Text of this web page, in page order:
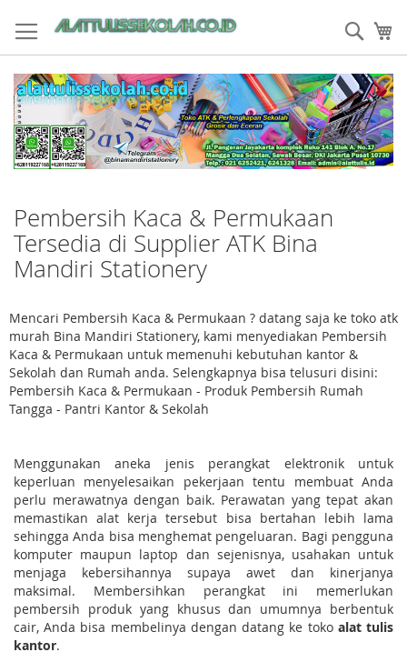
to
Content
Pembersih Kaca & Permukaan
Tersedia di Supplier ATK Bina
Mandiri Stationery
Mencari Pembersih Kaca & Permukaan ? datang saja ke toko atk
murah Bina Mandiri Stationery, kami menyediakan Pembersih
Kaca & Permukaan untuk memenuhi kebutuhan kantor &
Sekolah dan Rumah anda. Selengkapnya bisa telusuri disini:
Pembersih Kaca & Permukaan - Produk Pembersih Rumah
Tangga - Pantri Kantor & Sekolah
Menggunakan aneka jenis perangkat elektronik untuk
keperluan menyelesaikan pekerjaan tentu membuat Anda
perlu merawatnya dengan baik. Perawatan yang tepat akan
memastikan alat kerja tersebut bisa bertahan lebih lama
sehingga Anda bisa menghemat pengeluaran. Bagi pengguna
komputer maupun laptop dan sejenisnya, usahakan untuk
menjaga kebersihannya supaya awet dan kinerjanya
maksimal. Membersihkan perangkat ini memerlukan
pembersih produk yang khusus dan umumnya berbentuk
cair, Anda bisa membelinya dengan datang ke toko alat tulis
kantor.